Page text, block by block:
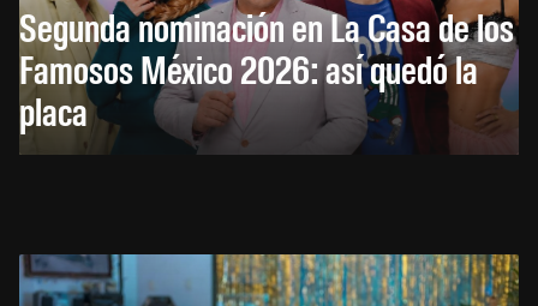
Segunda nominación en La Casa de los
Famosos México 2026: así quedó la
placa